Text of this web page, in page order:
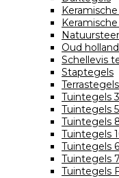
Oud
Schellevis
Staptegels
Tuintegels
Tuintegels
Tuintegels
Tuintegels
Tuintegels
Tuintegels
Tuintegels